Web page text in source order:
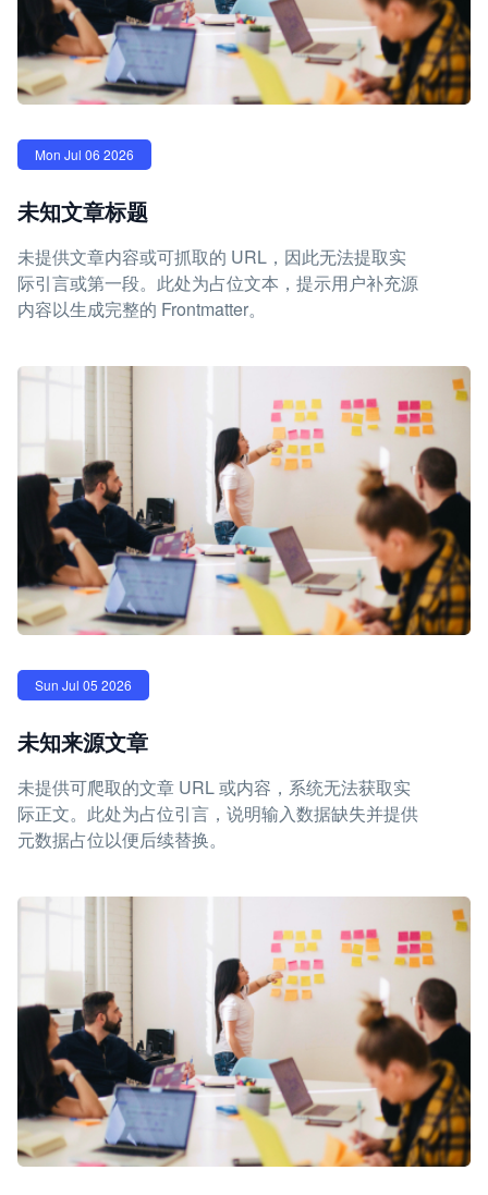
Mon Jul 06 2026
未知文章标题
未提供文章内容或可抓取的 URL，因此无法提取实
际引言或第一段。此处为占位文本，提示用户补充源
内容以生成完整的 Frontmatter。
Sun Jul 05 2026
未知来源文章
未提供可爬取的文章 URL 或内容，系统无法获取实
际正文。此处为占位引言，说明输入数据缺失并提供
元数据占位以便后续替换。